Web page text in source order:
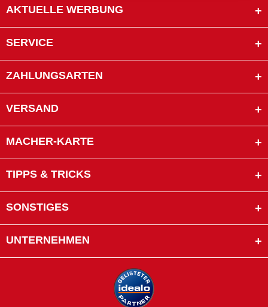
AKTUELLE WERBUNG
SERVICE
ZAHLUNGSARTEN
VERSAND
MACHER-KARTE
TIPPS & TRICKS
SONSTIGES
UNTERNEHMEN